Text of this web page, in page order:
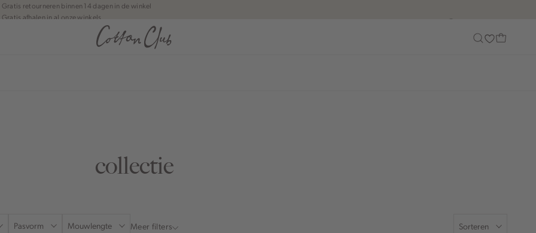
Gratis retourneren binnen 14 dagen in de winkel
Gratis afhalen in al onze winkels
Jouw bestelling wordt binnen 1 tot 5 dagen bezorgd
Betaal zoals jij wilt: o.a. Bancontact, Riverty, Apple pay & creditcard
collectie
Pasvorm Mouwlengte Sorteren
Meer filters